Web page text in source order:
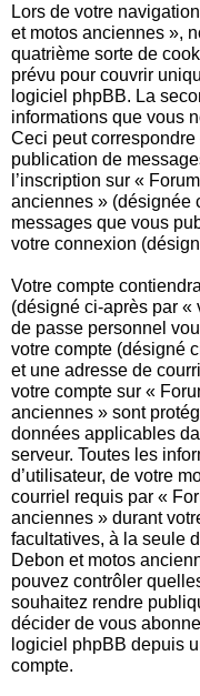
Lors de votre
et motos anciennes »,
quatrième sorte de
prévu pour couvrir
logiciel phpBB. La
informations que vous
Ceci peut
publication de
l’inscription sur «
anciennes » (désignée
messages que vous
votre connexion
Votre compte
(désigné ci-après par «
de passe personnel
votre compte (désigné
et une adresse de
votre compte sur «
anciennes » sont
données applicables
serveur. Toutes les
d’utilisateur, de votre
courriel requis par «
anciennes » durant
facultatives, à la seule
Debon et motos
pouvez contrôler
souhaitez rendre
décider de vous
logiciel phpBB depuis
compte.